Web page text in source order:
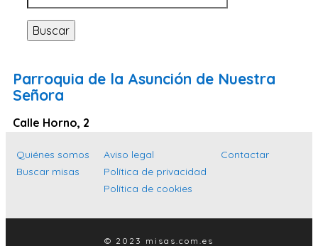
Valladolid
Sevilla
Santa Cruz de Tenerife
Islas Baleares
Las Palmas
Buscar
Parroquia de la Asunción de Nuestra
Señora
Calle Horno, 2
Quiénes somos
Buscar misas
Aviso legal
Política de privacidad
Política de cookies
Contactar
© 2023 misas.com.es